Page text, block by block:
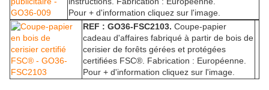
Pour + d'information cliquez sur l'image.
REF : GO36-FSC2103. Coupe-papier
cadeau d'affaires fabriqué à partir de bois de
cerisier de forêts gérées et protégées
certifiées FSC®. Fabrication : Européenne.
Pour + d'information cliquez sur l'image.